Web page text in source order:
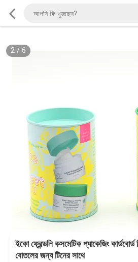
2/ 6
ইকো ফ্রেন্ডলি কসমেটিক প্যাকেজিং
বোতলের জন্য টিনের সাথে